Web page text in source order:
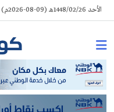
Skip
to
الأحد 1448/02/26هـ (09-08-2026م) | الكويت